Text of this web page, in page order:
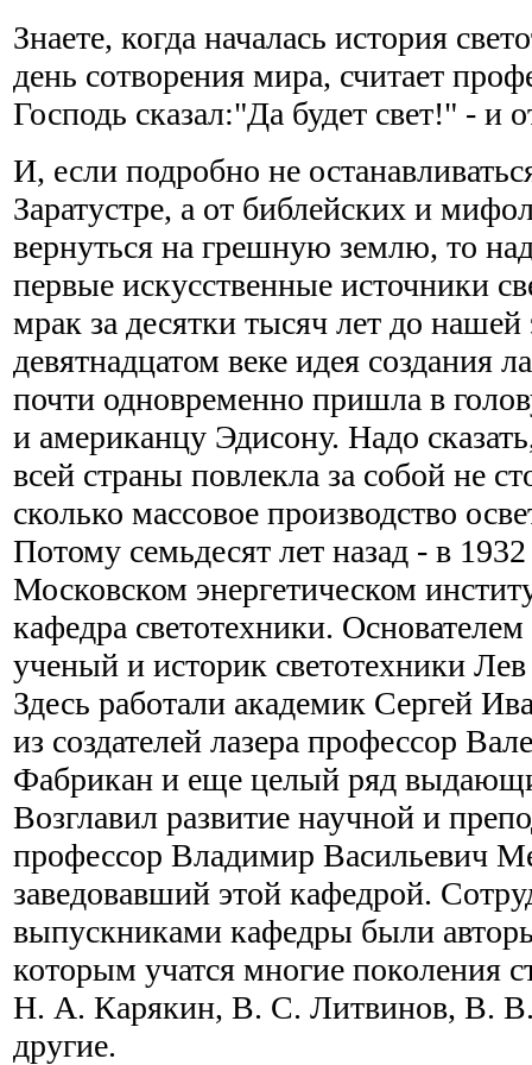
Знаете, когда началась история
день сотворения мира, считает
Господь сказал:"Да будет свет!" - и
И, если подробно не
Заратустре, а от библейских и
вернуться на грешную землю, то
первые искусственные источники
мрак за десятки тысяч лет до
девятнадцатом веке идея создания
почти одновременно пришла в
и американцу Эдисону. Надо
всей страны повлекла за собой не
сколько массовое производство
Потому семьдесят лет назад - в
Московском энергетическом
кафедра светотехники.
ученый и историк светотехники
Здесь работали академик Сергей
из создателей лазера профессор
Фабрикан и еще целый ряд
Возглавил развитие научной и
профессор Владимир Васильевич
заведовавший этой кафедрой.
выпускниками кафедры были
которым учатся многие поколения
Н. А. Карякин, В. С. Литвинов, В.
другие.